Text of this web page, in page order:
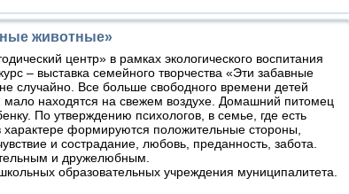
животные»
центр» в рамках экологического воспитания
– выставка семейного творчества «Эти забавные
случайно. Все больше свободного времени детей
находятся на свежем воздухе. Домашний питомец
По утверждению психологов, в семье, где есть
формируются положительные стороны,
и сострадание, любовь, преданность, забота.
и дружелюбным.
образовательных учреждения муниципалитета.